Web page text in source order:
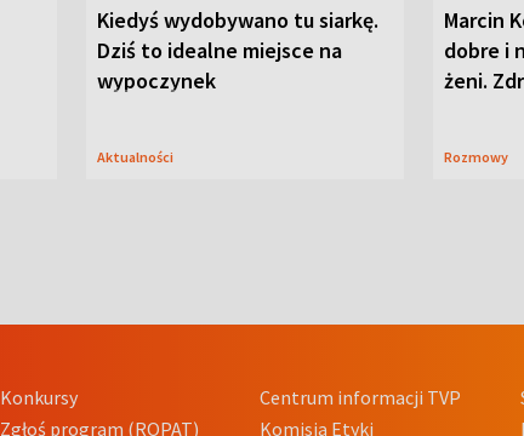
Kiedyś wydobywano tu siarkę.
Dziś to idealne miejsce na
wypoczynek
Aktualności
Marcin
dobre i
żeni.
Rozmowy
Konkursy
Zgłoś program (ROPAT)
Centrum informacji TVP
Komisja Etyki